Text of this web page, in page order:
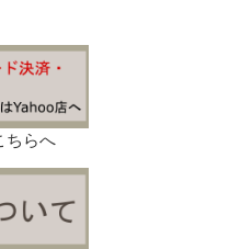
ちらへ